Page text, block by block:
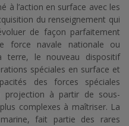
à l’action en surface avec les
du renseignement qui
de façon parfaitement
force navale nationale ou
terre, le nouveau dispositif
spéciales en surface et
des forces spéciales
projection à partir de sous-
complexes à maîtriser. La
fait partie des rares